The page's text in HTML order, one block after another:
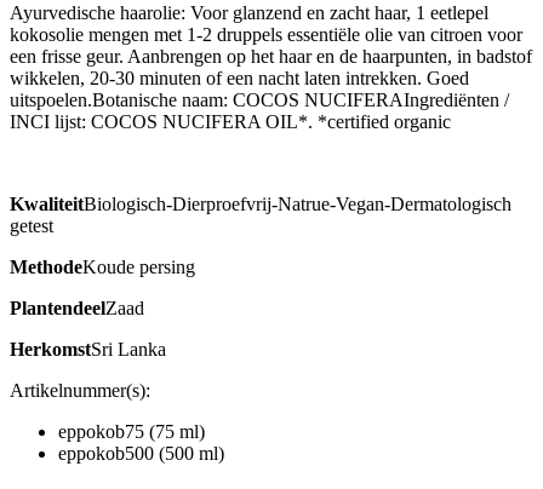
Ayurvedische haarolie: Voor glanzend en zacht haar, 1 eetlepel
kokosolie mengen met 1-2 druppels essentiële olie van citroen voor
een frisse geur. Aanbrengen op het haar en de haarpunten, in badstof
wikkelen, 20-30 minuten of een nacht laten intrekken. Goed
uitspoelen.Botanische naam: COCOS NUCIFERAIngrediënten /
INCI lijst: COCOS NUCIFERA OIL*. *certified organic
KwaliteitBiologisch-Dierproefvrij-Natrue-Vegan-Dermatologisch
getest
MethodeKoude persing
PlantendeelZaad
HerkomstSri Lanka
Artikelnummer(s):
eppokob75 (75 ml)
eppokob500 (500 ml)